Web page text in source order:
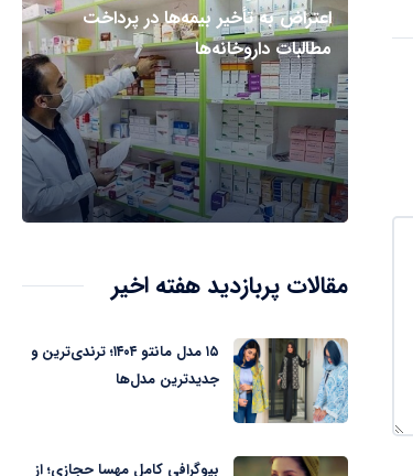
اعتراض به تأخیر بیمه‌ها در پرداخت
مطالبات داروخانه‌ها
مقالات پربازدید هفته اخیر
۱۵ مدل مانتو ۱۴۰۴؛ ترندی‌ترین و
جدیدترین مدل‌ها
بیوگرافی کامل مهسا حجازی؛ از